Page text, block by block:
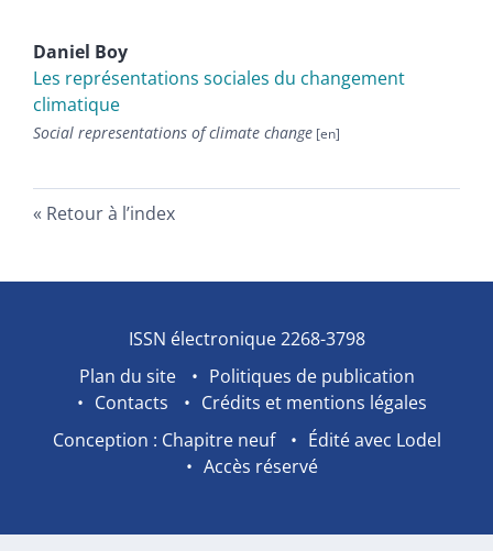
Daniel Boy
Les représentations sociales du changement
climatique
Social representations of climate change
Retour à l’index
ISSN électronique 2268-3798
Plan du site
Politiques de publication
Contacts
Crédits et mentions légales
Conception : Chapitre neuf
Édité avec Lodel
Accès réservé